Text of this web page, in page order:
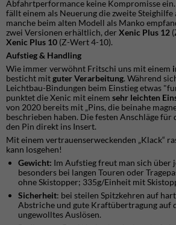
Abfahrtperformance keine Kompromisse
fällt einem als Neuerung die zweite Steighilfe
manche beim alten Modell als Manko
zwei Versionen erhältlich, der Xenic Plus 12
Xenic Plus 10 (Z-Wert 4-10).
Aufstieg & Handling
​Wie immer verwöhnt Fritschi uns mit einem
besticht mitguter Verarbeitung. Während
Leichtbau-Bindungen beim Einstieg etwas
punktet die Xenic mit einem sehr leichten
von 2020 bereits mit „Pins, die beinahe
beschrieben haben. Die festen Anschläge für
den Pin direkt ins Insert.
Mit einem vertrauenserweckenden „Klack“
kann losgehen!
Gewicht: Im Aufstieg freut man sich über
besonders bei langen Touren oder
ohne Skistopper; 335g/Einheit mit
Sicherheit: bei steilen Spitzkehren auf
Abstriche und gute Kraftübertragung auf
ungewolltes Auslösen.